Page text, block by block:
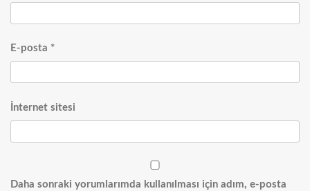
E-posta *
İnternet sitesi
Daha sonraki yorumlarımda kullanılması için adım, e-posta